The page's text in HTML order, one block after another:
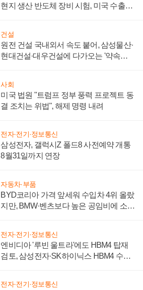
현지 생산 반도체 장비 시험, 미국 수출통
건설
원전 건설 국내외서 속도 붙어, 삼성물산·
현대건설·대우건설에 다가오는 '약속의
사회
미국 법원 "트럼프 정부 풍력 프로젝트 동
결 조치는 위법", 해제 명령 내려
전자·전기·정보통신
삼성전자, 갤럭시Z 폴드8 사전예약 개통
8월31일까지 연장
자동차·부품
BYD코리아 가격 앞세워 수입차 4위 올랐
지만, BMW·벤츠보다 높은 공임비에 소비
전자·전기·정보통신
엔비디아 '루빈 울트라'에도 HBM4 탑재
검토, 삼성전자·SK하이닉스 HBM4 수율
전자·전기·정보통신